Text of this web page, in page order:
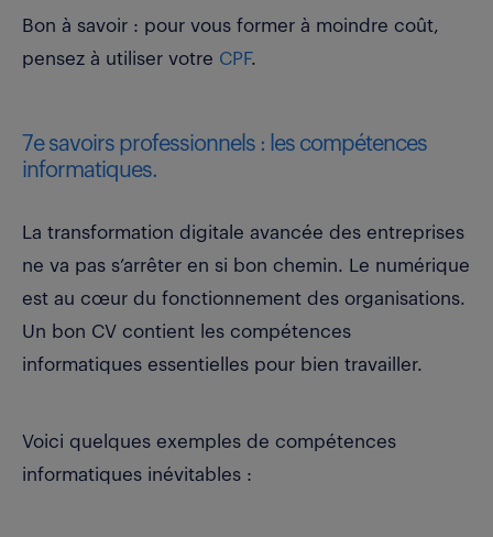
Bon à savoir : pour vous former à moindre coût,
pensez à utiliser votre CPF.
7e savoirs professionnels : les compétences
informatiques.
La transformation digitale avancée des entreprises
ne va pas s’arrêter en si bon chemin. Le numérique
est au cœur du fonctionnement des organisations.
Un bon CV contient les compétences
informatiques essentielles pour bien travailler.
Voici quelques exemples de compétences
informatiques inévitables :